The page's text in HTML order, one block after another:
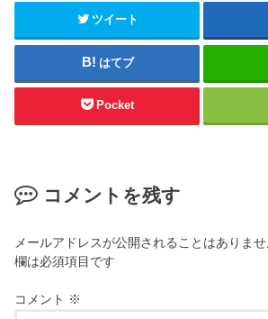
ツイート
はてブ
Pocket
コメントを残す
メールアドレスが公開されることはありませ
欄は必須項目です
コメント ※